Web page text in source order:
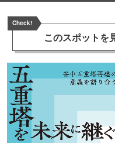
Check!
このスポットを